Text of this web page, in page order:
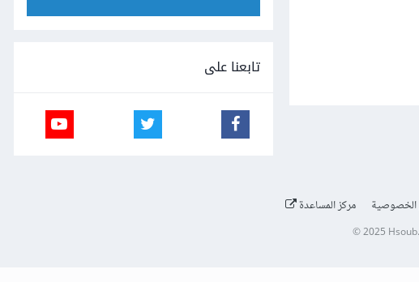
تابعنا على
الخصوصية مركز المساعدة
© 2025 Hsoub.